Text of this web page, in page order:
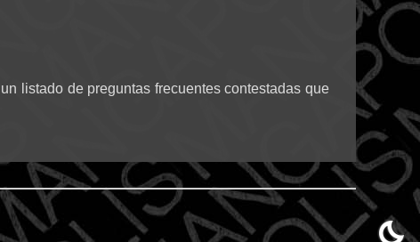
listado de preguntas frecuentes contestadas que